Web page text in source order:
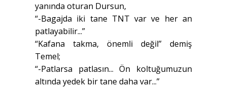
yanında oturan Dursun,
“-Bagajda iki tane TNT var ve her an
patlayabilir...”
“Kafana takma, önemli değil” demiş
Temel;
“-Patlarsa patlasın... Ön koltuğumuzun
altında yedek bir tane daha var...”